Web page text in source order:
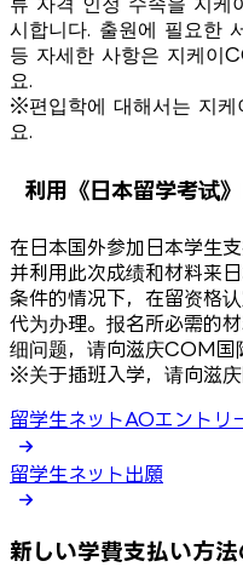
시합니다. 출원에 필요한
등 자세한 사항은 지케이
요.
※편입학에 대해서는 지
요.
利用《日本留学考试
在日本国外参加日本学生
并利用此次成绩和材料来
条件的情况下，在留资格
代为办理。报名所必需的
细问题，请向滋庆COM国
※关于插班入学，请向滋
留学生ネットAOエントリ
留学生ネット出願
新しい学費支払い方